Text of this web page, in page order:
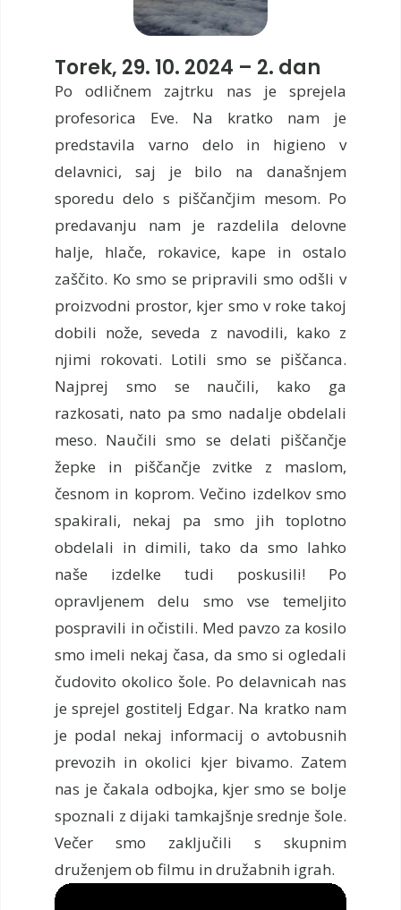
Torek, 29. 10. 2024 – 2. dan
Po odličnem zajtrku nas je sprejela
profesorica Eve. Na kratko nam je
predstavila varno delo in higieno v
delavnici, saj je bilo na današnjem
sporedu delo s piščančjim mesom. Po
predavanju nam je razdelila delovne
halje, hlače, rokavice, kape in ostalo
zaščito. Ko smo se pripravili smo odšli v
proizvodni prostor, kjer smo v roke takoj
dobili nože, seveda z navodili, kako z
njimi rokovati. Lotili smo se piščanca.
Najprej smo se naučili, kako ga
razkosati, nato pa smo nadalje obdelali
meso. Naučili smo se delati piščančje
žepke in piščančje zvitke z maslom,
česnom in koprom. Večino izdelkov smo
spakirali, nekaj pa smo jih toplotno
obdelali in dimili, tako da smo lahko
naše izdelke tudi poskusili! Po
opravljenem delu smo vse temeljito
pospravili in očistili. Med pavzo za kosilo
smo imeli nekaj časa, da smo si ogledali
čudovito okolico šole. Po delavnicah nas
je sprejel gostitelj Edgar. Na kratko nam
je podal nekaj informacij o avtobusnih
prevozih in okolici kjer bivamo. Zatem
nas je čakala odbojka, kjer smo se bolje
spoznali z dijaki tamkajšnje srednje šole.
Večer smo zaključili s skupnim
druženjem ob filmu in družabnih igrah.